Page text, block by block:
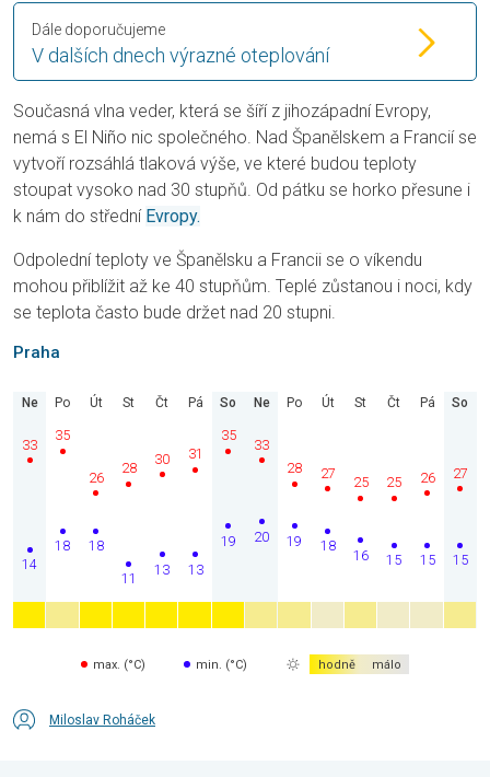
V dalších dnech výrazné oteplování
Dále doporučujeme
Současná vlna veder, která se šíří z jihozápadní Evropy,
nemá s El Niño nic společného. Nad Španělskem a Francií se
vytvoří rozsáhlá tlaková výše, ve které budou teploty
stoupat vysoko nad 30 stupňů. Od pátku se horko přesune i
k nám do střední Evropy.
Odpolední teploty ve Španělsku a Francii se o víkendu
mohou přiblížit až ke 40 stupňům. Teplé zůstanou i noci, kdy
se teplota často bude držet nad 20 stupni.
Praha
Ne
14
33
Po
18
35
Út
18
26
St
11
28
Čt
13
30
Pá
13
31
So
19
35
Ne
20
33
Po
19
28
Út
18
27
St
16
25
Čt
15
25
Pá
15
26
So
15
27
max. (°C) min. (°C) hodně málo
Miloslav Roháček